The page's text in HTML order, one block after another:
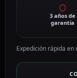
3 años de
garantía
Expedición rápida